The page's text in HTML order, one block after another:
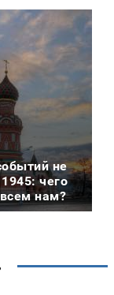
не
чего
нам?